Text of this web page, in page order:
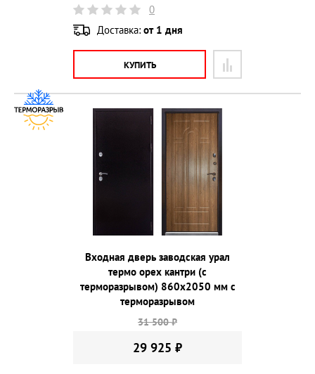
0
Доставка: от 1 дня
КУПИТЬ
Входная дверь заводская урал
термо орех кантри (с
терморазрывом) 860х2050 мм с
терморазрывом
31 500 ₽
29 925 ₽